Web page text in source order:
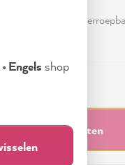
Aanvullende
(op elk moment
Accepteren & sluiten
Engels shop